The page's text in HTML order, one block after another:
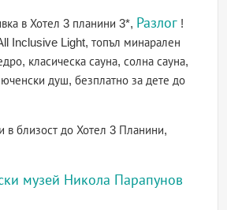
в Хотел 3 планини 3*, Разлог !
Inclusive Light, топъл минарален
класическа сауна, солна сауна,
душ, безплатно за дете до
в близост до Хотел 3 Планини,
музей Никола Парапунов